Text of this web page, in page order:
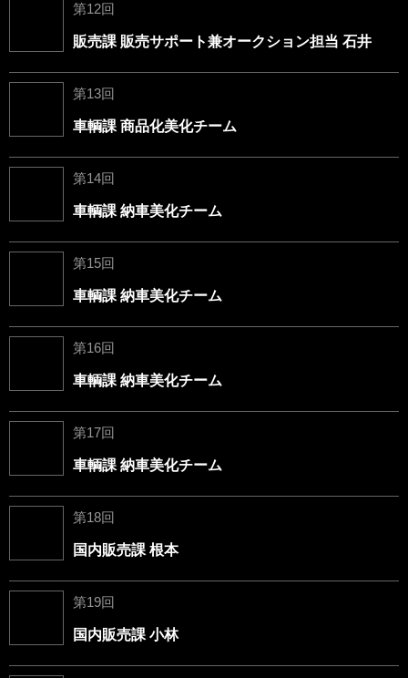
第12回
販売課 販売サポート兼オークション担当 石井
第13回
車輌課 商品化美化チーム
第14回
車輌課 納車美化チーム
第15回
車輌課 納車美化チーム
第16回
車輌課 納車美化チーム
第17回
車輌課 納車美化チーム
第18回
国内販売課 根本
第19回
国内販売課 小林